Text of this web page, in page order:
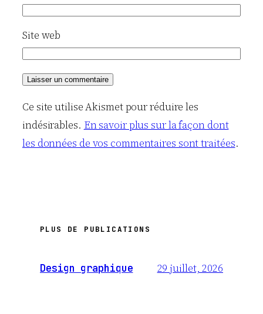
Site web
Ce site utilise Akismet pour réduire les
indésirables. En savoir plus sur la façon dont
les données de vos commentaires sont traitées.
PLUS DE PUBLICATIONS
Design graphique 29 juillet, 2026